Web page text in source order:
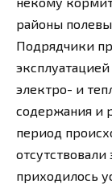
районы
Подрядчики
электро- и
содержания и
период
приходилось